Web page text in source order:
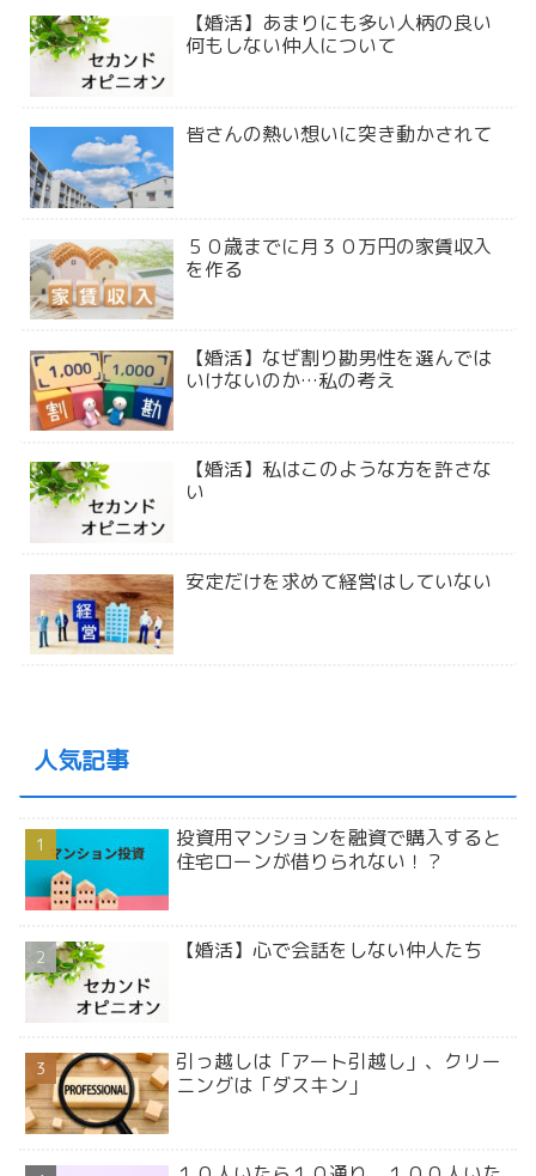
【婚活】あまりにも多い人柄の良い
何もしない仲人について
皆さんの熱い想いに突き動かされて
５０歳までに月３０万円の家賃収入
を作る
【婚活】なぜ割り勘男性を選んでは
いけないのか…私の考え
【婚活】私はこのような方を許さな
い
安定だけを求めて経営はしていない
人気記事
投資用マンションを融資で購入すると
住宅ローンが借りられない！？
【婚活】心で会話をしない仲人たち
引っ越しは「アート引越し」、クリー
ニングは「ダスキン」